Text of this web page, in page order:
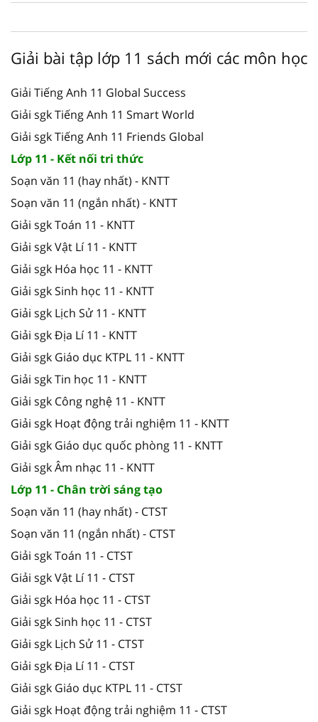
Giải bài tập lớp 11 sách mới các môn học
Giải Tiếng Anh 11 Global Success
Giải sgk Tiếng Anh 11 Smart World
Giải sgk Tiếng Anh 11 Friends Global
Lớp 11 - Kết nối tri thức
Soạn văn 11 (hay nhất) - KNTT
Soạn văn 11 (ngắn nhất) - KNTT
Giải sgk Toán 11 - KNTT
Giải sgk Vật Lí 11 - KNTT
Giải sgk Hóa học 11 - KNTT
Giải sgk Sinh học 11 - KNTT
Giải sgk Lịch Sử 11 - KNTT
Giải sgk Địa Lí 11 - KNTT
Giải sgk Giáo dục KTPL 11 - KNTT
Giải sgk Tin học 11 - KNTT
Giải sgk Công nghệ 11 - KNTT
Giải sgk Hoạt động trải nghiệm 11 - KNTT
Giải sgk Giáo dục quốc phòng 11 - KNTT
Giải sgk Âm nhạc 11 - KNTT
Lớp 11 - Chân trời sáng tạo
Soạn văn 11 (hay nhất) - CTST
Soạn văn 11 (ngắn nhất) - CTST
Giải sgk Toán 11 - CTST
Giải sgk Vật Lí 11 - CTST
Giải sgk Hóa học 11 - CTST
Giải sgk Sinh học 11 - CTST
Giải sgk Lịch Sử 11 - CTST
Giải sgk Địa Lí 11 - CTST
Giải sgk Giáo dục KTPL 11 - CTST
Giải sgk Hoạt động trải nghiệm 11 - CTST